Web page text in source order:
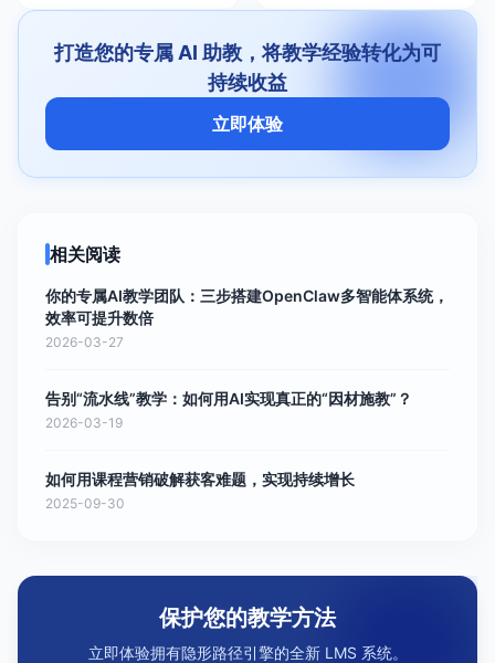
打造您的专属 AI 助教，将教学经验转化为可
持续收益
立即体验
相关阅读
你的专属AI教学团队：三步搭建OpenClaw多智能体系统，
效率可提升数倍
2026-03-27
告别“流水线”教学：如何用AI实现真正的“因材施教”？
2026-03-19
如何用课程营销破解获客难题，实现持续增长
2025-09-30
保护您的教学方法
立即体验拥有隐形路径引擎的全新 LMS 系统。